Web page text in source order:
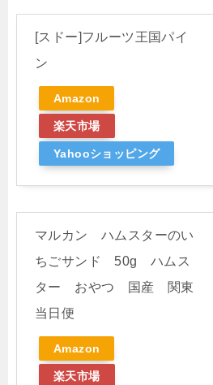
[スドー]フルーツ王国パイ
ン
Amazon
楽天市場
Yahooショッピング
マルカン ハムスターのい
ちごサンド 50g ハムス
ター おやつ 国産 関東
当日便
Amazon
楽天市場